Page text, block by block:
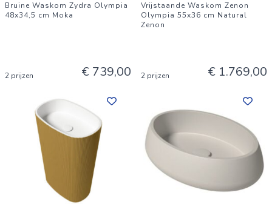
Bruine Waskom Zydra Olympia
48x34,5 cm Moka
2 prijzen € 739,00
Vrijstaande Waskom Zenon
Olympia 55x36 cm Natural
Zenon
2 prijzen € 1.769,00